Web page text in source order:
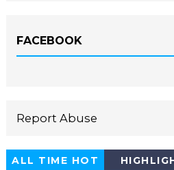
FACEBOOK
Report Abuse
ALL TIME HOT